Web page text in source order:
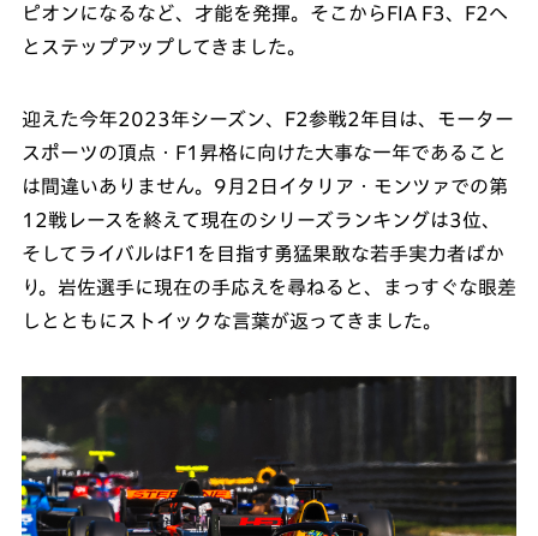
ピオンになるなど、才能を発揮。そこからFIA F3、F2へ
とステップアップしてきました。
迎えた今年2023年シーズン、F2参戦2年目は、モーター
スポーツの頂点・F1昇格に向けた大事な一年であること
は間違いありません。9月2日イタリア・モンツァでの第
12戦レースを終えて現在のシリーズランキングは3位、
そしてライバルはF1を目指す勇猛果敢な若手実力者ばか
り。岩佐選手に現在の手応えを尋ねると、まっすぐな眼差
しとともにストイックな言葉が返ってきました。